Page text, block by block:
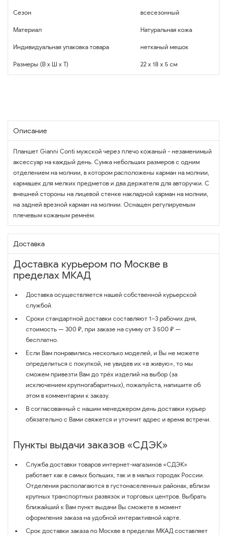
Сезон всесезонный
Материал Натуральная кожа
Индивидуальная упаковка товара нетканый мешок
Размеры (В x Ш x Т) 22 x 18 x 5 см
Описание
Планшет Gianni Conti мужской через плечо кожаный - незаменимый
аксессуар на каждый день. Сумка небольших размеров с одним
отделением на молнии, в котором расположены карман на молнии,
кармашек для мелких предметов и два держателя для авторучки. С
внешней стороны на лицевой стенке накладной карман на молнии,
на задней врезной карман на молнии. Оснащен регулируемым
плечевым кожаным ремнём.
Доставка
Доставка курьером по Москве в
пределах МКАД
Доставка осуществляется нашей собственной курьерской
службой.
Сроки стандартной доставки составляют 1–3 рабочих дня,
стоимость — 300 ₽, при заказе на сумму от 3 500 ₽ —
бесплатно.
Если Вам понравились несколько моделей, и Вы не можете
определиться с покупкой, не увидев их «в живую», то мы
сможем привезти Вам до трёх изделий на выбор (за
исключением крупногабаритных), пожалуйста, напишите об
этом в комментарии к заказу.
В согласованный с нашим менеджером день доставки курьер
обязательно с Вами свяжется и уточнит адрес и время встречи.
Пункты выдачи заказов «СДЭК»
Служба доставки товаров интернет-магазинов «СДЭК»
работает как в самых больших, так и в малых городах России.
Отделения располагаются в густонаселенных районах, вблизи
крупных транспортных развязок и торговых центров. Выбрать
ближайший к Вам пункт выдачи Вы сможете в момент
оформления заказа на удобной интерактивной карте.
Срок доставки заказа по Москве в пределах МКАД составляет